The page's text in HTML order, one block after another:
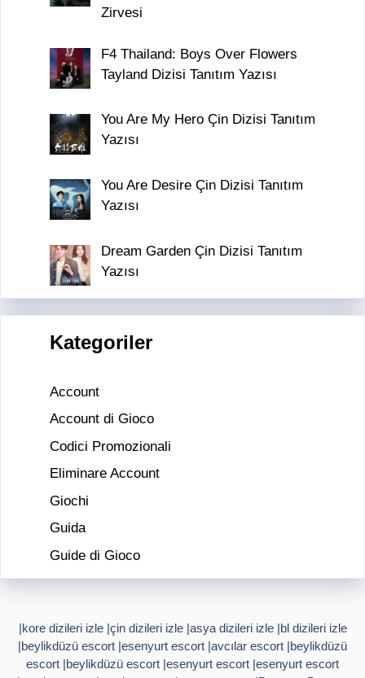
Zirvesi
F4 Thailand: Boys Over Flowers
Tayland Dizisi Tanıtım Yazısı
You Are My Hero Çin Dizisi Tanıtım
Yazısı
You Are Desire Çin Dizisi Tanıtım
Yazısı
Dream Garden Çin Dizisi Tanıtım
Yazısı
Kategoriler
Account
Account di Gioco
Codici Promozionali
Eliminare Account
Giochi
Guida
Guide di Gioco
|kore dizileri izle|çin dizileri izle|asya dizileri izle|bl dizileri izle
|beylikdüzü escort |esenyurt escort |avcılar escort |beylikdüzü
escort |beylikdüzü escort |esenyurt escort |esenyurt escort